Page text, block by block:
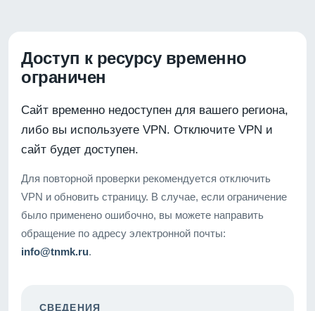
Доступ к ресурсу временно
ограничен
Сайт временно недоступен для вашего региона,
либо вы используете VPN. Отключите VPN и
сайт будет доступен.
Для повторной проверки рекомендуется отключить
VPN и обновить страницу. В случае, если ограничение
было применено ошибочно, вы можете направить
обращение по адресу электронной почты:
info@tnmk.ru.
СВЕДЕНИЯ